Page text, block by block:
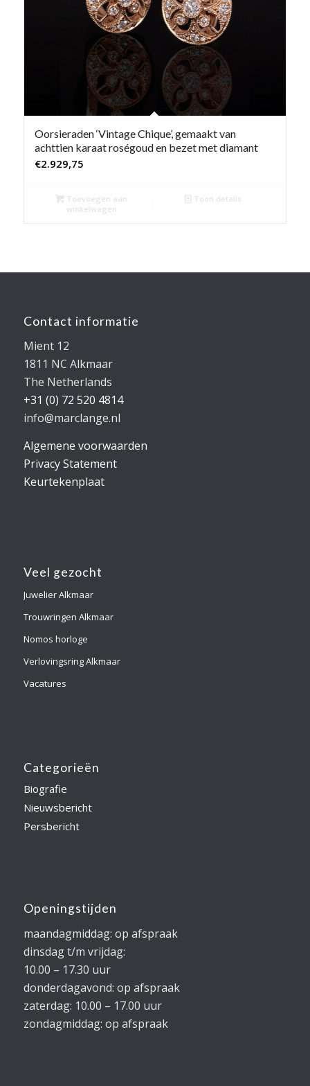
Oorsieraden ‘Vintage Chique’, gemaakt van
achttien karaat roségoud en bezet met diamant
€2.929,75
Toevoegen aan
winkelwagen
Toon details
Contact informatie
Mient 12
1811 NC Alkmaar
The Netherlands
+31 (0) 72 520 4814
info@marclange.nl
Algemene voorwaarden
Privacy Statement
Keurtekenplaat
Veel gezocht
Juwelier Alkmaar
Trouwringen Alkmaar
Nomos horloge
Verlovingsring Alkmaar
Vacatures
Categorieën
Biografie
Nieuwsbericht
Persbericht
Openingstijden
maandagmiddag: op afspraak
dinsdag t/m vrijdag:
10.00 – 17.30 uur
donderdagavond: op afspraak
zaterdag: 10.00 – 17.00 uur
zondagmiddag: op afspraak